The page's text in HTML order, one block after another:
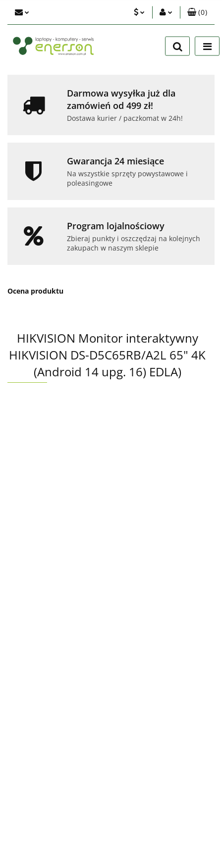
Zaloguj się
Zarejestruj się
(0)
Darmowa wysyłka już dla
zamówień od 499 zł!
Dostawa kurier / paczkomat w 24h!
Gwarancja 24 miesiące
Na wszystkie sprzęty powystawowe i
poleasingowe
Program lojalnościowy
Zbieraj punkty i oszczędzaj na kolejnych
zakupach w naszym sklepie
Ocena produktu
HIKVISION Monitor interaktywny
HIKVISION DS-D5C65RB/A2L 65" 4K
(Android 14 upg. 16) EDLA)